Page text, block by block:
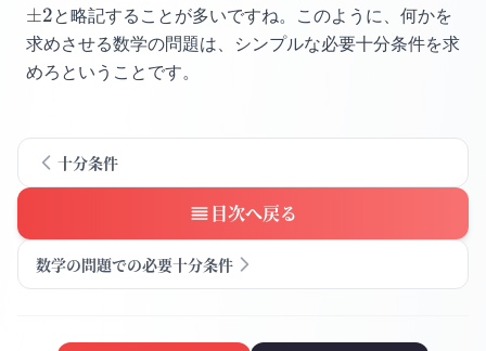
±2と略記することが多いですね。 このように、何かを
求めさせる数学の問題は、 シンプルな必要十分条件を求
めろということです。
十分条件
目次へ戻る
数学の問題での必要十分条件